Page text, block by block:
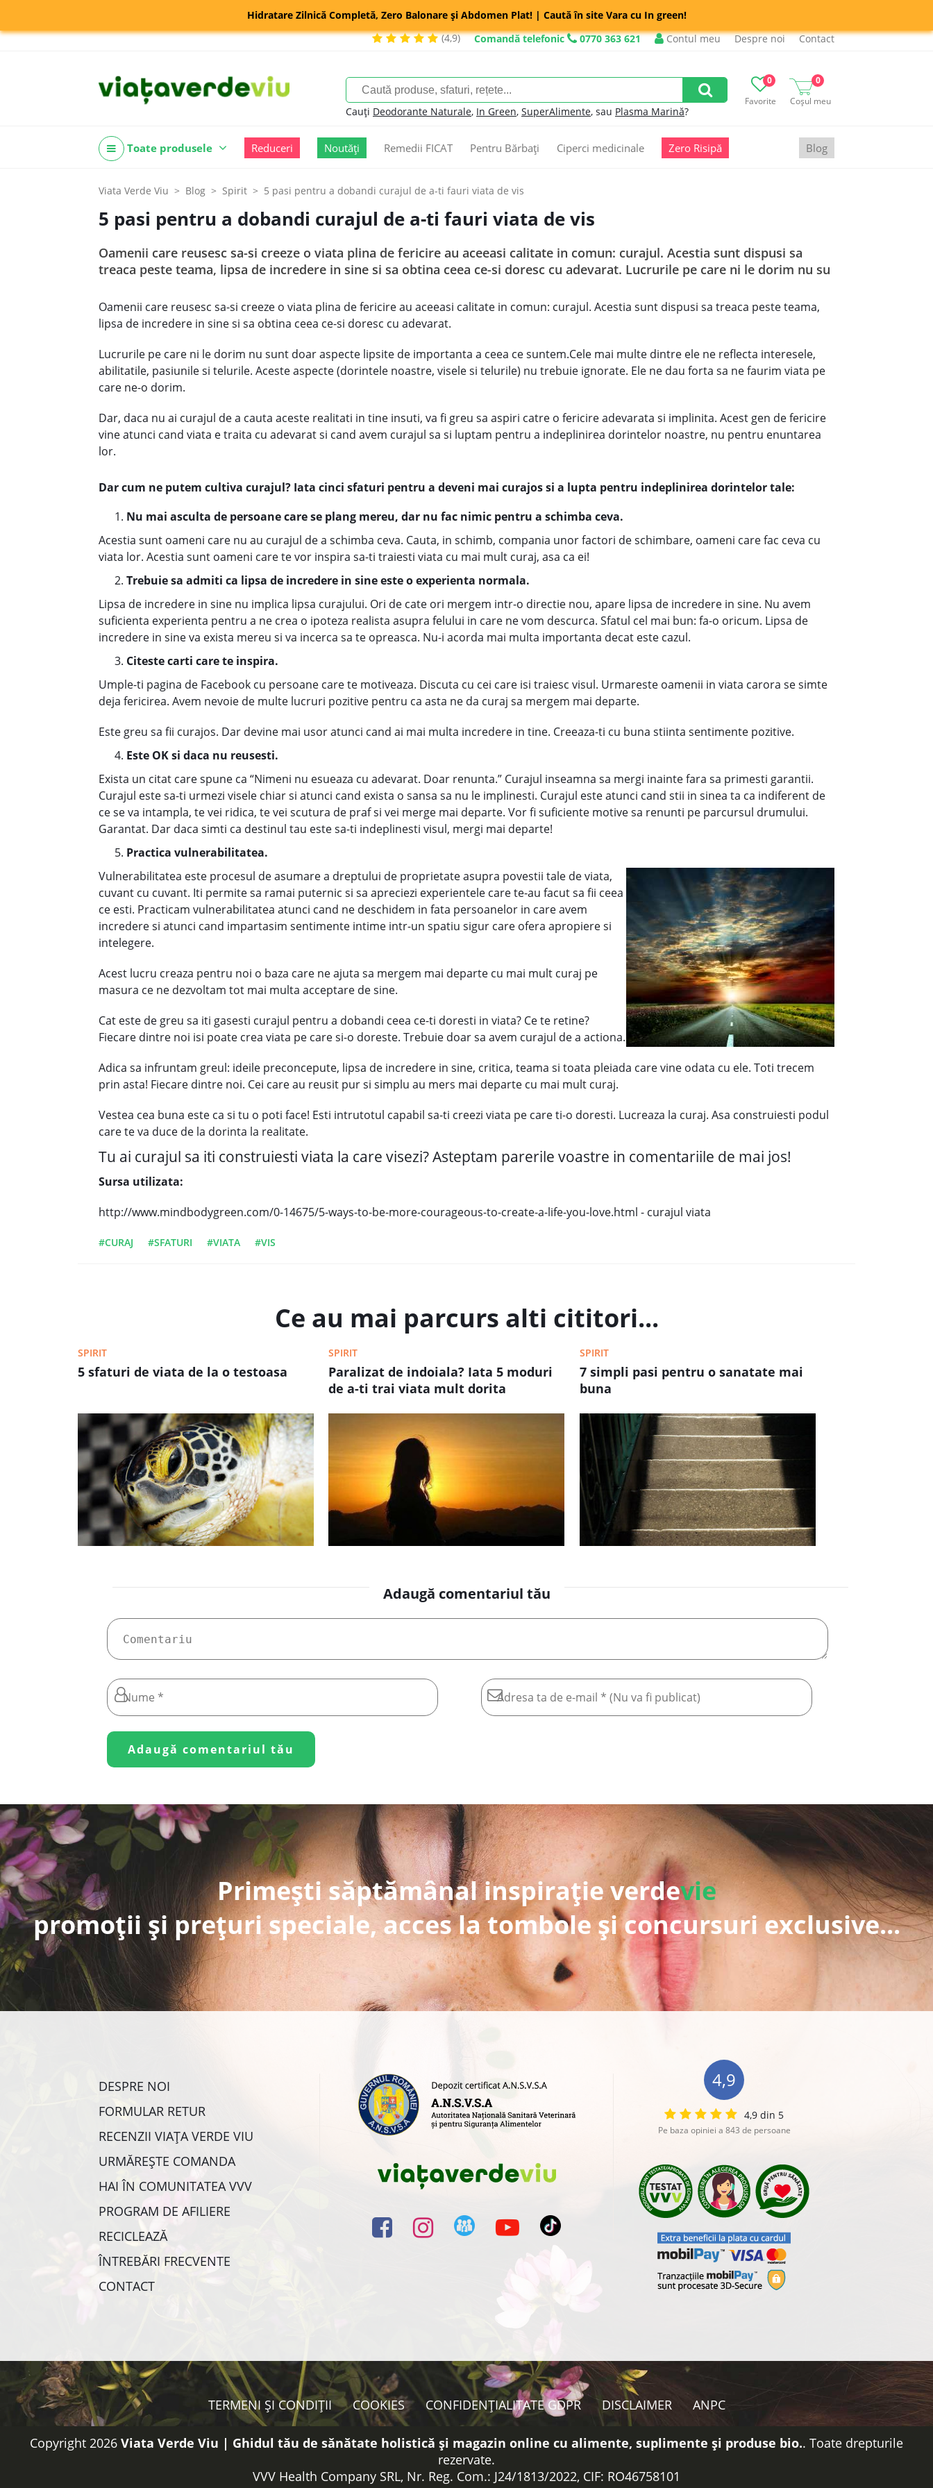
Hidratare Zilnică Completă, Zero Balonare și Abdomen Plat! | Caută în site Vara cu In green!
(4,9)
Comandă telefonic 0770 363 621 Contul meu Despre noi Contact
Favorite
0
Coșul meu
0
Cauți Deodorante Naturale, In Green, SuperAlimente, sau Plasma Marină?
Toate produsele Reduceri Noutăți Remedii FICAT Pentru Bărbați Ciperci medicinale Zero Risipă Blog
Viata Verde Viu Blog Spirit 5 pasi pentru a dobandi curajul de a-ti fauri viata de vis
5 pasi pentru a dobandi curajul de a-ti fauri viata de vis
Oamenii care reusesc sa-si creeze o viata plina de fericire au aceeasi calitate in comun: curajul. Acestia sunt dispusi sa
treaca peste teama, lipsa de incredere in sine si sa obtina ceea ce-si doresc cu adevarat. Lucrurile pe care ni le dorim nu su
Oamenii care reusesc sa-si creeze o viata plina de fericire au aceeasi calitate in comun: curajul. Acestia sunt dispusi sa treaca peste teama,
lipsa de incredere in sine si sa obtina ceea ce-si doresc cu adevarat.
Lucrurile pe care ni le dorim nu sunt doar aspecte lipsite de importanta a ceea ce suntem.Cele mai multe dintre ele ne reflecta interesele,
abilitatile, pasiunile si telurile. Aceste aspecte (dorintele noastre, visele si telurile) nu trebuie ignorate. Ele ne dau forta sa ne faurim viata pe
care ne-o dorim.
Dar, daca nu ai curajul de a cauta aceste realitati in tine insuti, va fi greu sa aspiri catre o fericire adevarata si implinita. Acest gen de fericire
vine atunci cand viata e traita cu adevarat si cand avem curajul sa si luptam pentru a indeplinirea dorintelor noastre, nu pentru enuntarea
lor.
Dar cum ne putem cultiva curajul? Iata cinci sfaturi pentru a deveni mai curajos si a lupta pentru indeplinirea dorintelor tale:
Nu mai asculta de persoane care se plang mereu, dar nu fac nimic pentru a schimba ceva.
Acestia sunt oameni care nu au curajul de a schimba ceva. Cauta, in schimb, compania unor factori de schimbare, oameni care fac ceva cu
viata lor. Acestia sunt oameni care te vor inspira sa-ti traiesti viata cu mai mult curaj, asa ca ei!
Trebuie sa admiti ca lipsa de incredere in sine este o experienta normala.
Lipsa de incredere in sine nu implica lipsa curajului. Ori de cate ori mergem intr-o directie nou, apare lipsa de incredere in sine. Nu avem
suficienta experienta pentru a ne crea o ipoteza realista asupra felului in care ne vom descurca. Sfatul cel mai bun: fa-o oricum. Lipsa de
incredere in sine va exista mereu si va incerca sa te opreasca. Nu-i acorda mai multa importanta decat este cazul.
Citeste carti care te inspira.
Umple-ti pagina de Facebook cu persoane care te motiveaza. Discuta cu cei care isi traiesc visul. Urmareste oamenii in viata carora se simte
deja fericirea. Avem nevoie de multe lucruri pozitive pentru ca asta ne da curaj sa mergem mai departe.
Este greu sa fii curajos. Dar devine mai usor atunci cand ai mai multa incredere in tine. Creeaza-ti cu buna stiinta sentimente pozitive.
Este OK si daca nu reusesti.
Exista un citat care spune ca “Nimeni nu esueaza cu adevarat. Doar renunta.” Curajul inseamna sa mergi inainte fara sa primesti garantii.
Curajul este sa-ti urmezi visele chiar si atunci cand exista o sansa sa nu le implinesti. Curajul este atunci cand stii in sinea ta ca indiferent de
ce se va intampla, te vei ridica, te vei scutura de praf si vei merge mai departe. Vor fi suficiente motive sa renunti pe parcursul drumului.
Garantat. Dar daca simti ca destinul tau este sa-ti indeplinesti visul, mergi mai departe!
Practica vulnerabilitatea.
Vulnerabilitatea este procesul de asumare a dreptului de proprietate asupra povestii tale de viata,
cuvant cu cuvant. Iti permite sa ramai puternic si sa apreciezi experientele care te-au facut sa fii ceea
ce esti. Practicam vulnerabilitatea atunci cand ne deschidem in fata persoanelor in care avem
incredere si atunci cand impartasim sentimente intime intr-un spatiu sigur care ofera apropiere si
intelegere.
Acest lucru creaza pentru noi o baza care ne ajuta sa mergem mai departe cu mai mult curaj pe
masura ce ne dezvoltam tot mai multa acceptare de sine.
Cat este de greu sa iti gasesti curajul pentru a dobandi ceea ce-ti doresti in viata? Ce te retine?
Fiecare dintre noi isi poate crea viata pe care si-o doreste. Trebuie doar sa avem curajul de a actiona.
Adica sa infruntam greul: ideile preconcepute, lipsa de incredere in sine, critica, teama si toata pleiada care vine odata cu ele. Toti trecem
prin asta! Fiecare dintre noi. Cei care au reusit pur si simplu au mers mai departe cu mai mult curaj.
Vestea cea buna este ca si tu o poti face! Esti intrutotul capabil sa-ti creezi viata pe care ti-o doresti. Lucreaza la curaj. Asa construiesti podul
care te va duce de la dorinta la realitate.
Tu ai curajul sa iti construiesti viata la care visezi? Asteptam parerile voastre in comentariile de mai jos!
Sursa utilizata:
http://www.mindbodygreen.com/0-14675/5-ways-to-be-more-courageous-to-create-a-life-you-love.html - curajul viata
#CURAJ #SFATURI #VIATA #VIS
Ce au mai parcurs alti cititori...
SPIRIT
5 sfaturi de viata de la o testoasa
SPIRIT
Paralizat de indoiala? Iata 5 moduri
de a-ti trai viata mult dorita
SPIRIT
7 simpli pasi pentru o sanatate mai
buna
Adaugă comentariul tău
Primești săptămânal inspirație verdevie
promoții și prețuri speciale, acces la tombole și concursuri exclusive...
DESPRE NOI
FORMULAR RETUR
RECENZII VIAȚA VERDE VIU
URMĂREȘTE COMANDA
HAI ÎN COMUNITATEA VVV
PROGRAM DE AFILIERE
RECICLEAZĂ
ÎNTREBĂRI FRECVENTE
CONTACT
4,9
4,9 din 5
Pe baza opiniei a 843 de persoane
TERMENI ȘI CONDIȚII COOKIES CONFIDENȚIALITATE GDPR DISCLAIMER ANPC
Copyright 2026 Viata Verde Viu | Ghidul tău de sănătate holistică și magazin online cu alimente, suplimente și produse bio.. Toate drepturile
rezervate.
VVV Health Company SRL, Nr. Reg. Com.: J24/1813/2022, CIF: RO46758101